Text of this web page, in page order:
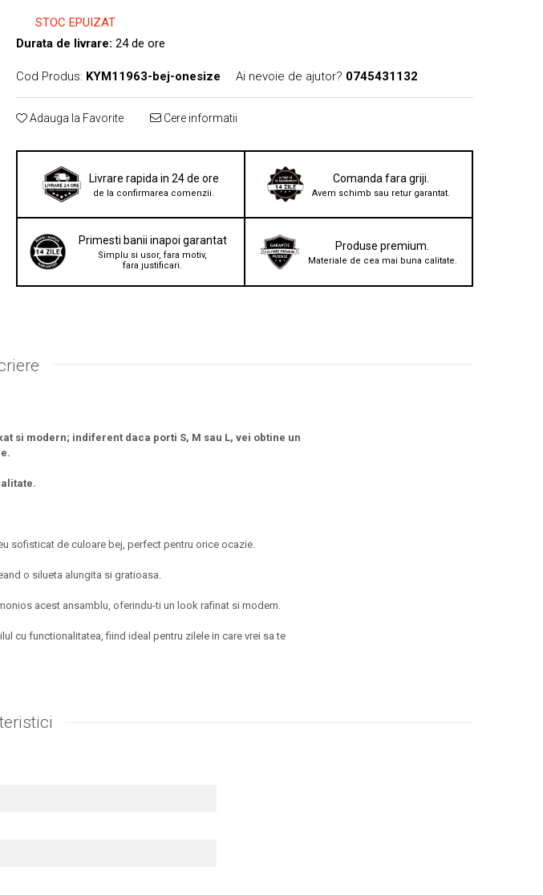
STOC EPUIZAT
Durata de livrare: 24 de ore
Cod Produs: KYM11963-bej-onesize Ai nevoie de ajutor? 0745431132
Adauga la Favorite Cere informatii
Livrare rapida in 24 de ore
de la confirmarea comenzii.
Comanda fara griji.
Avem schimb sau retur garantat.
Primesti banii inapoi garantat
Simplu si usor, fara motiv,
fara justificari.
Produse premium.
Materiale de cea mai buna calitate.
si modern; indiferent daca porti S, M sau L, vei obtine un
sofisticat de culoare bej, perfect pentru orice ocazie.
o silueta alungita si gratioasa.
acest ansamblu, oferindu-ti un look rafinat si modern.
cu functionalitatea, fiind ideal pentru zilele in care vrei sa te